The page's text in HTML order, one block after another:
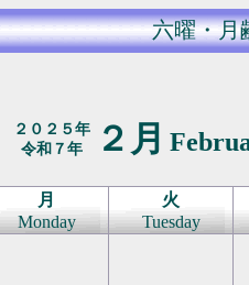
六曜・月
２０２５年
令和７年
２月
月
Monday
火
Tuesday